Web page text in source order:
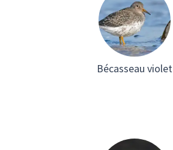
Bécasseau violet